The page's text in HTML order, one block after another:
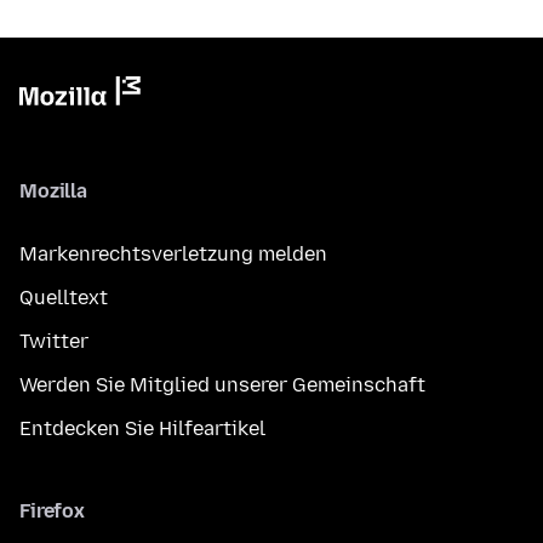
Mozilla
Markenrechtsverletzung melden
Quelltext
Twitter
Werden Sie Mitglied unserer Gemeinschaft
Entdecken Sie Hilfeartikel
Firefox